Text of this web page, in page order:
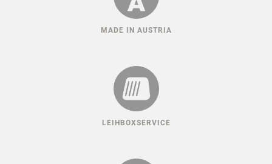
MADE IN AUSTRIA
LEIHBOXSERVICE